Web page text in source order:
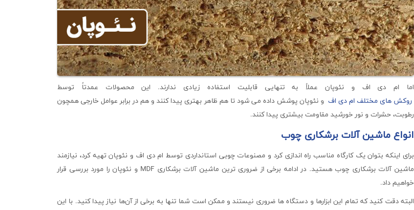
اما ام دی اف و نئوپان عملاً به تنهایی قابلیت استفاده زیادی ندارند. این محصولات عمدتاً توسط
روکش های مختلف ام دی اف و نئوپان پوشش داده می شود تا هم ظاهر بهتری پیدا کنند و هم در برابر عوامل خارجی همچون
رطوبت، حشرات و نور خورشید مقاومت بیشتری پیدا کنند.
انواع ماشین آلات برشکاری چوب
برای اینکه بتوان یک کارگاه مناسب راه اندازی کرد و مصنوعات چوبی استانداردی توسط ام دی اف و نئوپان تهیه کرد، نیازمند
ماشین آلات برشکاری چوب هستید. در ادامه برخی از ضروری ترین ماشین آلات برشکاری MDF و نئوپان را مورد بررسی قرار
خواهیم داد.
البته دقت کنید که تمام این ابزارها و دستگاه ها ضروری نیستند و ممکن است شما تنها به برخی از آن‌ها نیاز پیدا کنید. با این